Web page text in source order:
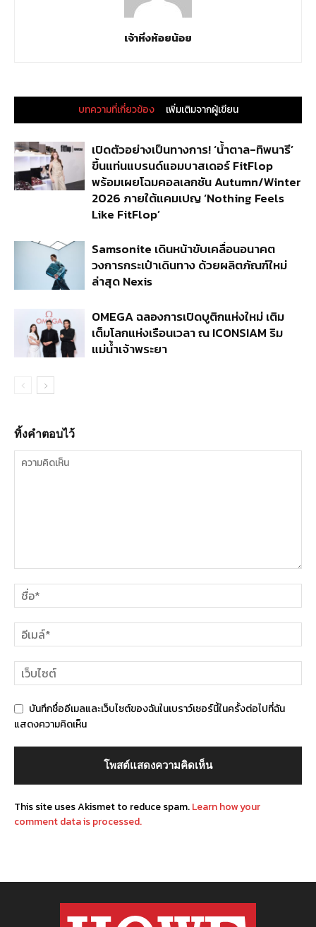
เจ้าหิ่งห้อยน้อย
บทความที่เกี่ยวข้อง เพิ่มเติมจากผู้เขียน
เปิดตัวอย่างเป็นทางการ! ‘น้ำตาล-ทิพนารี’
ขึ้นแท่นแบรนด์แอมบาสเดอร์ FitFlop
พร้อมเผยโฉมคอลเลกชัน Autumn/Winter
2026 ภายใต้แคมเปญ ‘Nothing Feels
Like FitFlop’
Samsonite เดินหน้าขับเคลื่อนอนาคต
วงการกระเป๋าเดินทาง ด้วยผลิตภัณฑ์ใหม่
ล่าสุด Nexis
OMEGA ฉลองการเปิดบูติกแห่งใหม่ เติม
เต็มโลกแห่งเรือนเวลา ณ ICONSIAM ริม
แม่น้ำเจ้าพระยา
ทิ้งคำตอบไว้
บันทึกชื่ออีเมลและเว็บไซต์ของฉันในเบราว์เซอร์นี้ในครั้งต่อไปที่ฉัน
แสดงความคิดเห็น
This site uses Akismet to reduce spam.Learn how your
comment data is processed.